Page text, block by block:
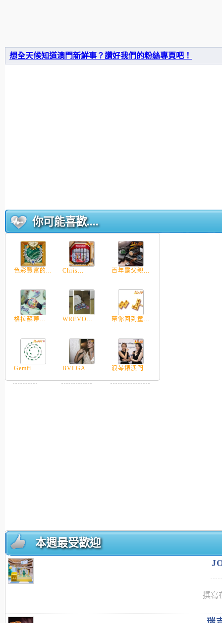
想全天候知道澳門新鮮事？讚好我們的粉絲專頁吧！
你可能喜歡....
色彩豐富的... Chris... 百年靈父親...
格拉蘇蒂... WREVO... 帶你回到童...
Gemfi... BVLGA... 浪琴錶澳門...
本週最受歡迎
撰寫